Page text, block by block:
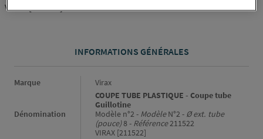
VIRAX [211522]
INFORMATIONS GÉNÉRALES
Informations générales
Marque Virax
Dénomination
COUPE TUBE PLASTIQUE - Coupe tube
Guillotine
Modèle n°2 - ModèleN°2 - Ø ext. tube
(pouce)8 - Référence211522
VIRAX [211522]